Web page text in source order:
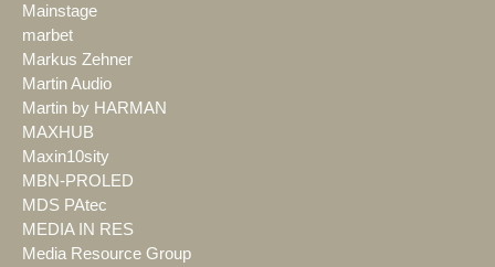
Mainstage
marbet
Markus Zehner
Martin Audio
Martin by HARMAN
MAXHUB
Maxin10sity
MBN-PROLED
MDS PAtec
MEDIA IN RES
Media Resource Group